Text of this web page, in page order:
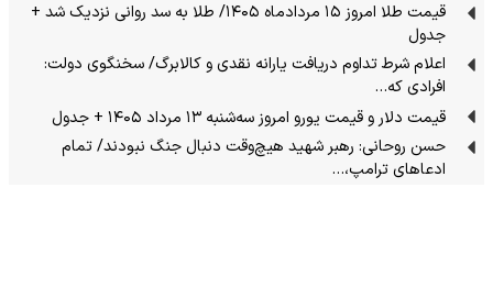
قیمت طلا امروز ۱۵ مردادماه ۱۴۰۵/ طلا به سد روانی نزدیک شد +
جدول
اعلام شرط تداوم دریافت یارانه نقدی و کالابرگ/ سخنگوی دولت:
افرادی که…
قیمت دلار و قیمت یورو امروز سه‌شنبه ۱۳ مرداد ۱۴۰۵ + جدول
حسن روحانی: رهبر شهید هیچ‌وقت دنبال جنگ نبودند/ تمام
ادعاهای ترامپ،…